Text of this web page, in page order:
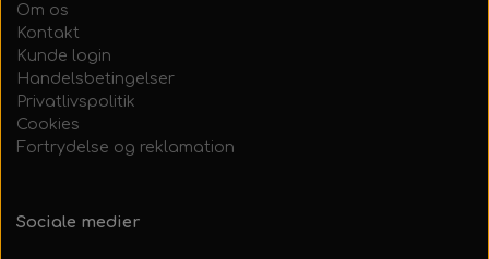
Om os
Kontakt
Kunde login
Handelsbetingelser
Privatlivspolitik
Cookies
Fortrydelse og reklamation
Sociale medier